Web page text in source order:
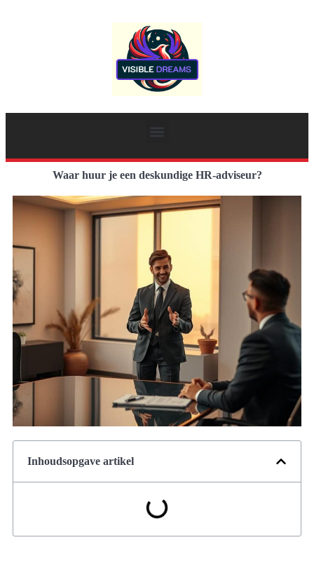
Waar huur je een deskundige HR-adviseur?
Inhoudsopgave artikel